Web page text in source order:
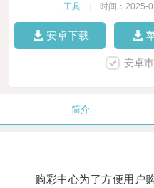
工具 时间：2025-
安卓下载
安卓
简介
购彩中心为了方便用户购